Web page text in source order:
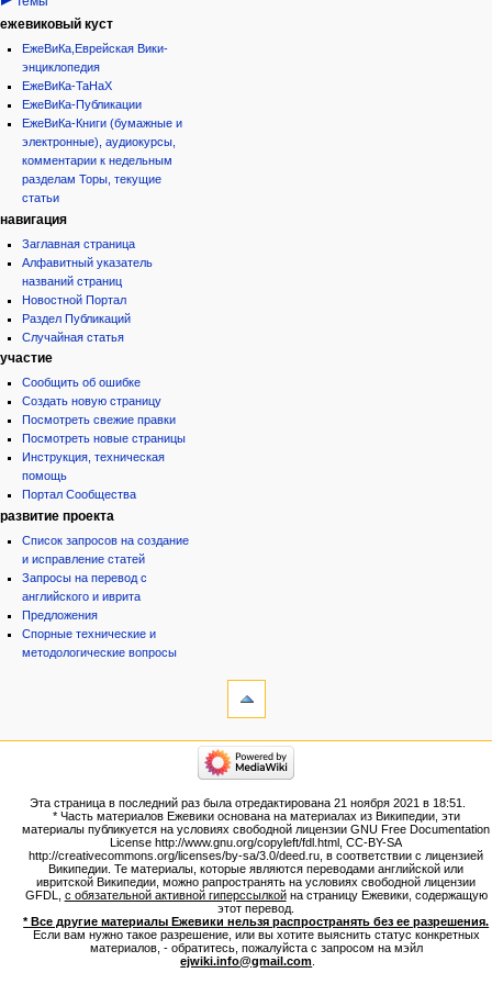
ежевиковый куст
ЕжеВиКа,Еврейская Вики-
энциклопедия
ЕжеВиКа-ТаНаХ
ЕжеВиКа-Публикации
ЕжеВиКа-Книги (бумажные и
электронные), аудиокурсы,
комментарии к недельным
разделам Торы, текущие
статьи
навигация
Заглавная страница
Алфавитный указатель
названий страниц
Новостной Портал
Раздел Публикаций
Случайная статья
участие
Сообщить об ошибке
Создать новую страницу
Посмотреть свежие правки
Посмотреть новые страницы
Инструкция, техническая
помощь
Портал Сообщества
развитие проекта
Список запросов на создание
и исправление статей
Запросы на перевод с
английского и иврита
Предложения
Спорные технические и
методологические вопросы
Версия
для
Постоянная
ссылка
Сведения
о странице
категории
Народ
Проекты
Проекты/Участники/
дополнения
Публикации:Авторы
Публикации:Статьи по типу
Темы
ежевиковый куст
ЕжеВиКа,Еврейская Вики-
Эта страница в последний раз была отредактирована 21 ноября 2021 в 18:51.
* Часть материалов Ежевики основана на материалах из Википедии, эти
материалы публикуется на условиях свободной лицензии GNU Free Documentation
License http://www.gnu.org/copyleft/fdl.html, CC-BY-SA
http://creativecommons.org/licenses/by-sa/3.0/deed.ru, в соответствии с лицензией
Википедии. Те материалы, которые являются переводами английской или
ивритской Википедии, можно рапространять на условиях свободной лицензии
GFDL, с обязательной активной гиперссылкойна страницу Ежевики, содержащую
этот перевод.
* Все другие материалы Ежевики нельзя распространять без ее разрешения.
Если вам нужно такое разрешение, или вы хотите выяснить статус конкретных
материалов, - обратитесь, пожалуйста с запросом на мэйл
ejwiki.info@gmail.com